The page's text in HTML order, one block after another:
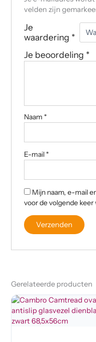
velden zijn
Je
waardering *
Je beoordeling *
Naam *
E-mail *
Mijn naam, e-mail
voor de volgende keer
Gerelateerde producten